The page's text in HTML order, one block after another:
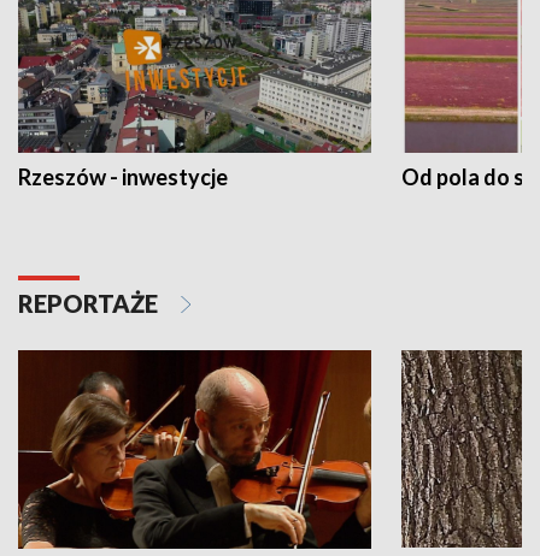
Rzeszów - inwestycje Od pola do
REPORTAŻE